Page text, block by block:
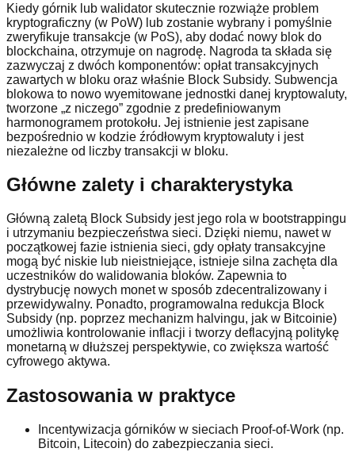
Kiedy górnik lub walidator skutecznie rozwiąże problem
kryptograficzny (w PoW) lub zostanie wybrany i pomyślnie
zweryfikuje transakcje (w PoS), aby dodać nowy blok do
blockchaina, otrzymuje on nagrodę. Nagroda ta składa się
zazwyczaj z dwóch komponentów: opłat transakcyjnych
zawartych w bloku oraz właśnie Block Subsidy. Subwencja
blokowa to nowo wyemitowane jednostki danej kryptowaluty,
tworzone „z niczego” zgodnie z predefiniowanym
harmonogramem protokołu. Jej istnienie jest zapisane
bezpośrednio w kodzie źródłowym kryptowaluty i jest
niezależne od liczby transakcji w bloku.
Główne zalety i charakterystyka
Główną zaletą Block Subsidy jest jego rola w bootstrappingu
i utrzymaniu bezpieczeństwa sieci. Dzięki niemu, nawet w
początkowej fazie istnienia sieci, gdy opłaty transakcyjne
mogą być niskie lub nieistniejące, istnieje silna zachęta dla
uczestników do walidowania bloków. Zapewnia to
dystrybucję nowych monet w sposób zdecentralizowany i
przewidywalny. Ponadto, programowalna redukcja Block
Subsidy (np. poprzez mechanizm halvingu, jak w Bitcoinie)
umożliwia kontrolowanie inflacji i tworzy deflacyjną politykę
monetarną w dłuższej perspektywie, co zwiększa wartość
cyfrowego aktywa.
Zastosowania w praktyce
Incentywizacja górników w sieciach Proof-of-Work (np.
Bitcoin, Litecoin) do zabezpieczania sieci.